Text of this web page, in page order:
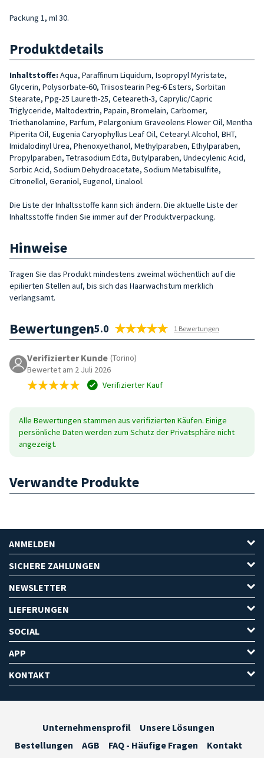
Packung 1, ml 30.
Produktdetails
Inhaltstoffe: Aqua, Paraffinum Liquidum, Isopropyl Myristate,
Glycerin, Polysorbate-60, Triisostearin Peg-6 Esters, Sorbitan
Stearate, Ppg-25 Laureth-25, Ceteareth-3, Caprylic/Capric
Triglyceride, Maltodextrin, Papain, Bromelain, Carbomer,
Triethanolamine, Parfum, Pelargonium Graveolens Flower Oil, Mentha
Piperita Oil, Eugenia Caryophyllus Leaf Oil, Cetearyl Alcohol, BHT,
Imidalodinyl Urea, Phenoxyethanol, Methylparaben, Ethylparaben,
Propylparaben, Tetrasodium Edta, Butylparaben, Undecylenic Acid,
Sorbic Acid, Sodium Dehydroacetate, Sodium Metabisulfite,
Citronellol, Geraniol, Eugenol, Linalool.
Die Liste der Inhaltsstoffe kann sich ändern. Die aktuelle Liste der
Inhaltsstoffe finden Sie immer auf der Produktverpackung.
Hinweise
Tragen Sie das Produkt mindestens zweimal wöchentlich auf die
epilierten Stellen auf, bis sich das Haarwachstum merklich
verlangsamt.
Bewertungen5.0 1 Bewertungen
Verifizierter Kunde (Torino)
Bewertet am 2 Juli 2026
Verifizierter Kauf
Alle Bewertungen stammen aus verifizierten Käufen. Einige
persönliche Daten werden zum Schutz der Privatsphäre nicht
angezeigt.
Verwandte Produkte
ANMELDEN
SICHERE ZAHLUNGEN
NEWSLETTER
LIEFERUNGEN
SOCIAL
APP
KONTAKT
Unternehmensprofil
Unsere Lösungen
Bestellungen
AGB FAQ - Häufige Fragen
Kontakt